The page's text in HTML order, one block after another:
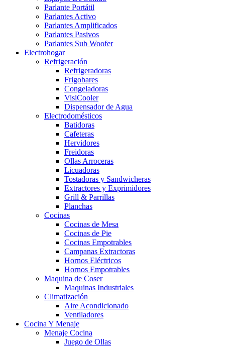
Parlante Portátil
Parlantes Activo
Parlantes Amplificados
Parlantes Pasivos
Parlantes Sub Woofer
Electrohogar
Refrigeración
Refrigeradoras
Frigobares
Congeladoras
VisiCooler
Dispensador de Agua
Electrodomésticos
Batidoras
Cafeteras
Hervidores
Freidoras
Ollas Arroceras
Licuadoras
Tostadoras y Sandwicheras
Extractores y Exprimidores
Grill & Parrillas
Planchas
Cocinas
Cocinas de Mesa
Cocinas de Pie
Cocinas Empotrables
Campanas Extractoras
Hornos Eléctricos
Hornos Empotrables
Maquina de Coser
Maquinas Industriales
Climatización
Aire Acondicionado
Ventiladores
Cocina Y Menaje
Menaje Cocina
Juego de Ollas